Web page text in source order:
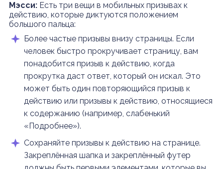
Мэсси: Есть три вещи в мобильных призывах к
действию, которые диктуются положением
большого пальца:
Более частые призывы внизу страницы. Если
человек быстро прокручивает страницу, вам
понадобится призыв к действию, когда
прокрутка даст ответ, который он искал. Это
может быть один повторяющийся призыв к
действию или призывы к действию, относящиеся
к содержанию (например, слабенький
«Подробнее»).
Сохраняйте призывы к действию на странице.
Закреплённая шапка и закреплённый футер